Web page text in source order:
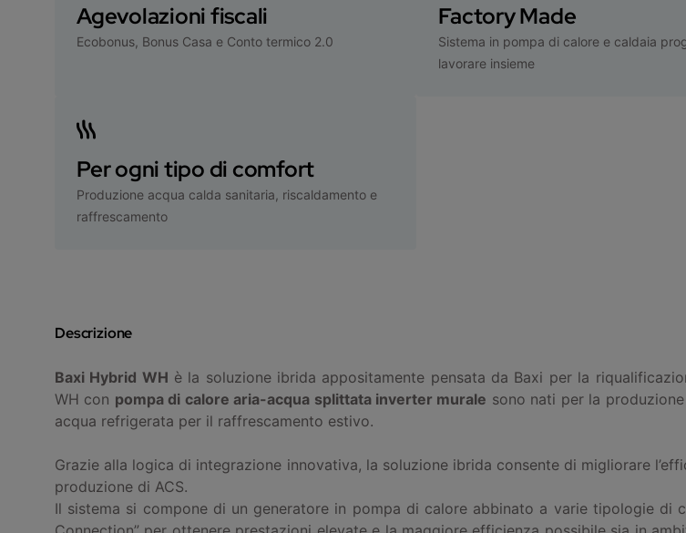
Agevolazioni fiscali
Ecobonus, Bonus Casa e Conto termico 2.0
Factory Made
Sistema in pompa di calore e caldaia
lavorare insieme
Per ogni tipo di comfort
Produzione acqua calda sanitaria, riscaldamento e
raffrescamento
Descrizione
Baxi Hybrid WH è la soluzione ibrida appositamente pensata da Baxi per la
WH con pompa di calore aria-acqua splittata inverter murale sono nati per la
acqua refrigerata per il raffrescamento estivo.
Grazie alla logica di integrazione innovativa, la soluzione ibrida consente di migliorare
produzione di ACS.
Il sistema si compone di un generatore in pompa di calore abbinato a varie tipologie di